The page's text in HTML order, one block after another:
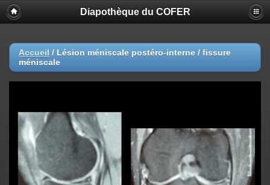
Diapothèque du COFER
Accueil / Lésion méniscale postéro-interne / fissure
méniscale